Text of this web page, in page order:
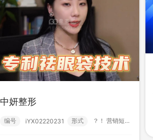
HB-MXJ45矿产品加工
编号 222310140001 形式
中妍整形
编号 iYX02220231 形式 ？！ 营销短视频; 高级款; 实拍; 真人解说...